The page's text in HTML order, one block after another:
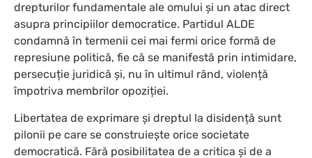
drepturilor fundamentale ale omului și un atac direct
asupra principiilor democratice. Partidul ALDE
condamnă în termenii cei mai fermi orice formă de
represiune politică, fie că se manifestă prin intimidare,
persecuție juridică și, nu în ultimul rând, violență
împotriva membrilor opoziției.
Libertatea de exprimare și dreptul la disidență sunt
pilonii pe care se construiește orice societate
democratică. Fără posibilitatea de a critica și de a